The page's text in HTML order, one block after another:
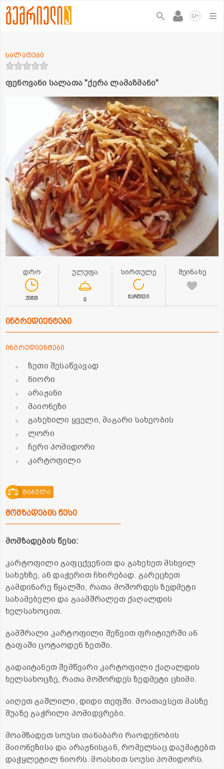
12+
ფენოვანი სალათა "ქერა ლამაზმანი"
სალათები
დრო
20წთ
ულუფა
0
სირთულე
მარტივი
შეინახე
ინგრედიენტები
ინგრედიენტები
ზეთი შესაწვავად
ნიორი
არაჟანი
მაიონეზი
გახეხილი ყველი, მაგარი სახეობის
ლორი
ჩერი პომიდორი
კარტოფილი
ტაბულა
მომზადების წესი
მომზადების წესი:
კარტოფილი გაფცქვენით და გახეხეთ მსხვილ
სახეხზე, ან დაჭერით ჩხირებად. გარეცხეთ
გამდინარე წყალში, რათა მოშორდეს ზედმეტი
სახამებელი და გაამშრალეთ ქაღალდის
ხელსახოცით.
გამშრალი კარტოფილი შეწვით ფრიტიურში ან
ტაფაში ცოტაოდენ ზეთში.
გადაიტანეთ შემწვარი კარტოფილი ქაღალდის
ხელსახოცზე, რათა მოშორდეს ზედმეტი ცხიმი.
აიღეთ გაშლილი, დიდი თეფში. მოათავსეთ მასზე
შუაზე გაჭრილი პომიდვრები.
მოამზადეთ სოუსი თანაბარი რაოდენობის
მაიონეზისა და არაჟნისგან, რომელსაც დაუმატებთ
დაჭყლეტილ ნიორს. მოასხით სოუსი პომიდორს.